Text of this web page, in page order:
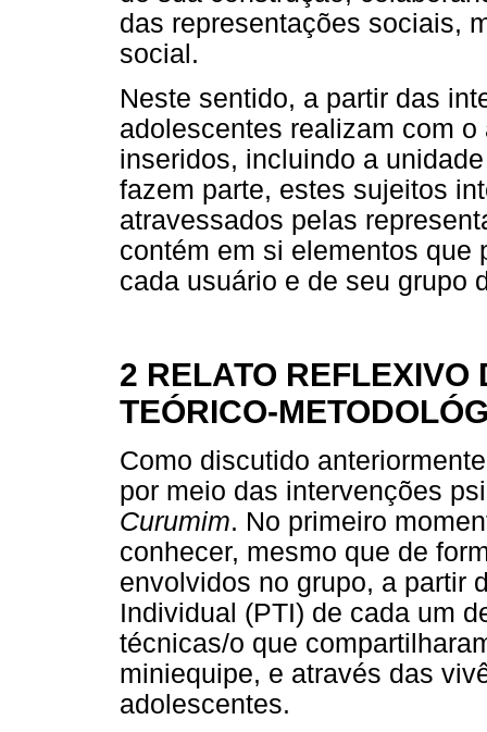
das representações sociais,
social.
Neste sentido, a partir das
adolescentes realizam com
inseridos, incluindo a
fazem parte, estes sujeitos
atravessados pelas
contém em si elementos que
cada usuário e de seu grupo
2 RELATO REFLEXIVO
TEÓRICO-
Como discutido
por meio das intervenções
Curumim. No primeiro
conhecer, mesmo que de
envolvidos no grupo, a partir
Individual (PTI) de cada um
técnicas/o que
miniequipe, e através das
adolescentes.